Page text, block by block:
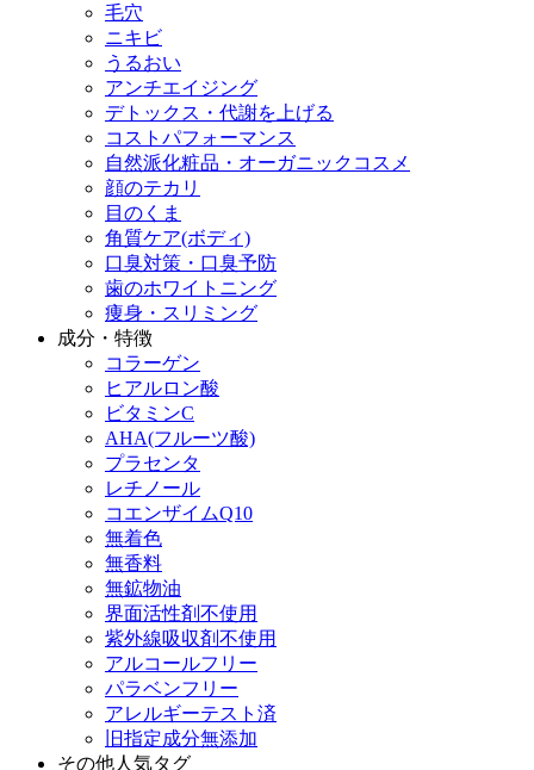
毛穴
ニキビ
うるおい
アンチエイジング
デトックス・代謝を上げる
コストパフォーマンス
自然派化粧品・オーガニックコスメ
顔のテカリ
目のくま
角質ケア(ボディ)
口臭対策・口臭予防
歯のホワイトニング
痩身・スリミング
成分・特徴
コラーゲン
ヒアルロン酸
ビタミンC
AHA(フルーツ酸)
プラセンタ
レチノール
コエンザイムQ10
無着色
無香料
無鉱物油
界面活性剤不使用
紫外線吸収剤不使用
アルコールフリー
パラベンフリー
アレルギーテスト済
旧指定成分無添加
その他人気タグ